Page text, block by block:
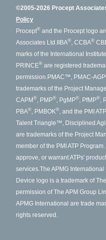
©2005-2026 Procept
Policy
Procept® and the Procept logo
Associates Ltd. IIBA®, CCBA®
marks of the International
PRINCE® are registered
permission.PMAC™, PMAC-
trademarks of the Project
CAPM ®, PMP®, PgMP®, PfMP®,
PBA®, PMBOK®, and the PMI
Talent Triangle™, Disciplined
are trademarks of the Project
member of the PMI ATP
approve, or warrant ATPs'
services.The APMG
Device logo is a trademark of
permission of The APM Group
APMG International are trade
rights reserved.